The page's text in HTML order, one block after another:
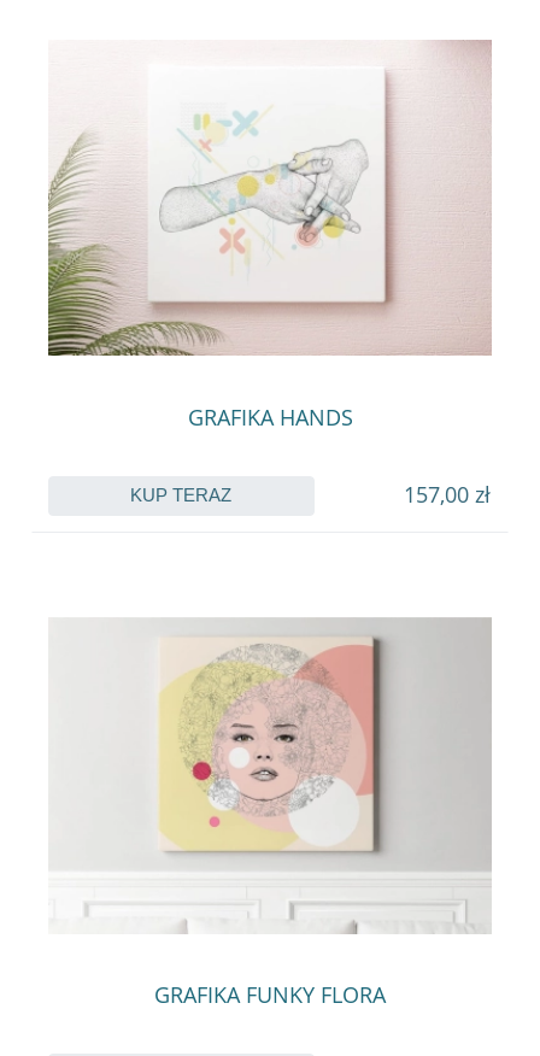
GRAFIKA HANDS
157,00 zł
KUP TERAZ
GRAFIKA FUNKY FLORA